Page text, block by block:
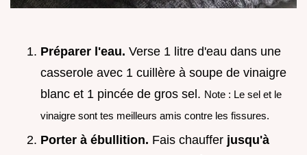
Préparer l'eau. Verse 1 litre d'eau dans une
casserole avec 1 cuillère à soupe de vinaigre
blanc et 1 pincée de gros sel. Note : Le sel et le
vinaigre sont tes meilleurs amis contre les fissures.
Porter à ébullition. Fais chauffer jusqu'à